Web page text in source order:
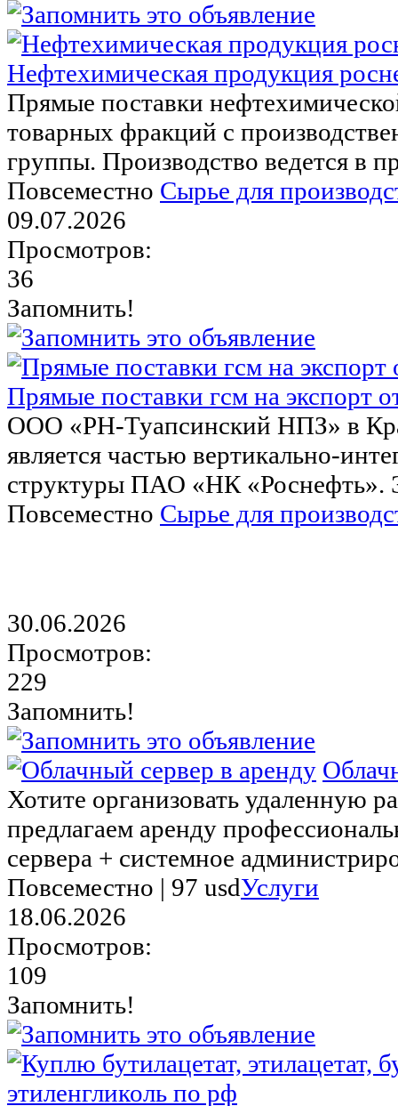
Нефтехимическая продукция
Прямые поставки
товарных фракций с
группы. Производство ведется в
Повсеместно Сырье для
09.07.2026
Просмотров:
36
Запомнить!
Прямые поставки гсм на экспорт
ООО «РН-Туапсинский НПЗ» в
является частью вертикально-
структуры ПАО «НК «Роснефть».
Повсеместно Сырье для
30.06.2026
Просмотров:
229
Запомнить!
Хотите организовать удаленную
предлагаем аренду
сервера + системное
Повсеместно | 97 usdУслуги
18.06.2026
Просмотров:
109
Запомнить!